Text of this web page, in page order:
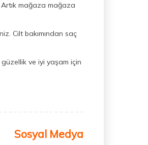
mağaza mağaza
Cilt bakımından saç
ve iyi yaşam için
Sosyal Medya